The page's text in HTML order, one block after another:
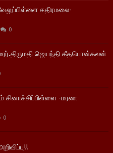
கதிரமலை-
0
ஜெயந்தி கீதபொன்கலன்
சினாச்சிப்பிள்ளை -மரண
0